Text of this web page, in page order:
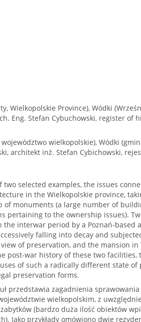
Wielkopolskie Province), Wódki
Eng. Stefan Cybuchowski, register of
wielkopolskie), Wódki
architekt inż. Stefan Cybichowski,
selected examples, the issues
in the Wielkopolskie province,
monuments (a large number of
pertaining to the ownership issues).
interwar period by a Poznań-based
falling into decay and
of preservation, and the mansion in
post-war history of these two
of such a radically different state of
preservation forms.
przedstawia zagadnienia
wielkopolskim, z
(bardzo duża ilość obiektów
Jako przykłady omówiono dwie